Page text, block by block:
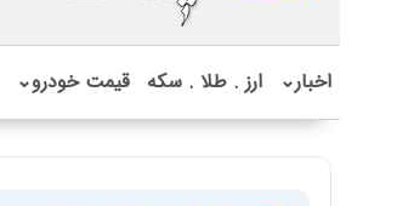
اخبار⌄ ارز . طلا . سکه قیمت خودرو⌄